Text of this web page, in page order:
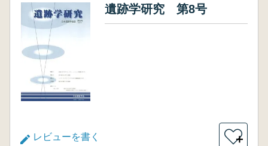
遺跡学研究 第8号
レビューを書く ＋